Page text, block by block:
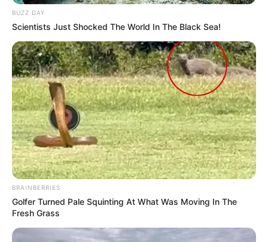
BUZZ DAY
Scientists Just Shocked The World In The Black Sea!
BRAINBERRIES
Golfer Turned Pale Squinting At What Was Moving In The
Fresh Grass